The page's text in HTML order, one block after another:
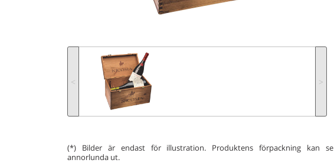
˂ ˃
(*) Bilder är endast för illustration. Produktens förpackning kan se
annorlunda ut.